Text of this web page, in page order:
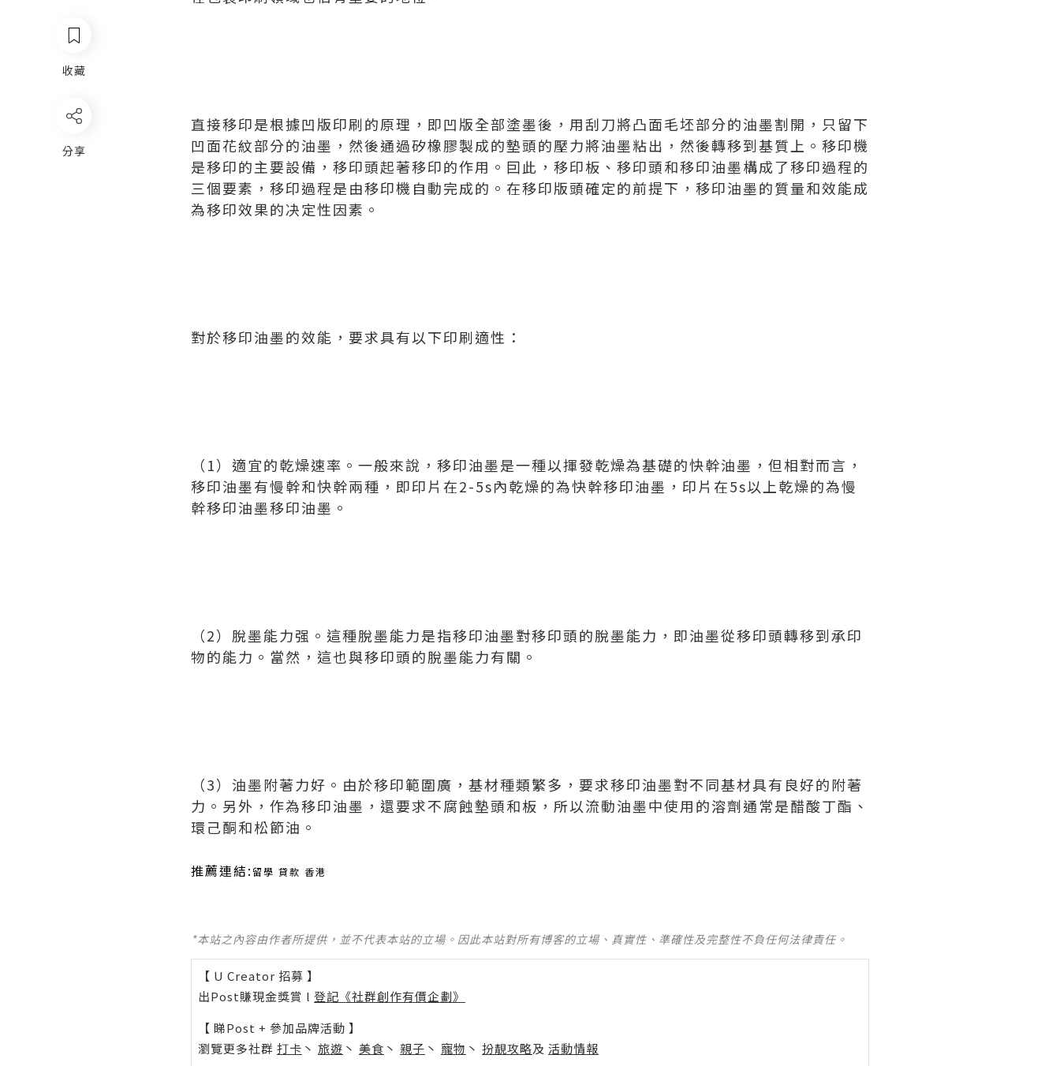
收藏
分享
直接移印是根據凹版印刷的原理，即凹版全部塗墨後，用刮刀將凸面毛坯部分的油墨割開，只留下
凹面花紋部分的油墨，然後通過矽橡膠製成的墊頭的壓力將油墨粘出，然後轉移到基質上。移印機
是移印的主要設備，移印頭起著移印的作用。囙此，移印板、移印頭和移印油墨構成了移印過程的
三個要素，移印過程是由移印機自動完成的。在移印版頭確定的前提下，移印油墨的質量和效能成
為移印效果的决定性因素。
對於移印油墨的效能，要求具有以下印刷適性：
（1）適宜的乾燥速率。一般來說，移印油墨是一種以揮發乾燥為基礎的快幹油墨，但相對而言，
移印油墨有慢幹和快幹兩種，即印片在2-5s內乾燥的為快幹移印油墨，印片在5s以上乾燥的為慢
幹移印油墨移印油墨。
（2）脫墨能力强。這種脫墨能力是指移印油墨對移印頭的脫墨能力，即油墨從移印頭轉移到承印
物的能力。當然，這也與移印頭的脫墨能力有關。
（3）油墨附著力好。由於移印範圍廣，基材種類繁多，要求移印油墨對不同基材具有良好的附著
力。另外，作為移印油墨，還要求不腐蝕墊頭和板，所以流動油墨中使用的溶劑通常是醋酸丁酯、
環己酮和松節油。
推薦連結:留學 貸款 香港
*本站之內容由作者所提供，並不代表本站的立場。因此本站對所有博客的立場、真實性、準確性及完整性不負任何法律責任。
【 U Creator 招募 】
出Post賺現金獎賞 l 登記《社群創作有價企劃》
【 睇Post + 參加品牌活動 】
瀏覽更多社群 打卡 丶 旅遊 丶 美食 丶 親子 丶 寵物 丶 扮靚攻略及 活動情報